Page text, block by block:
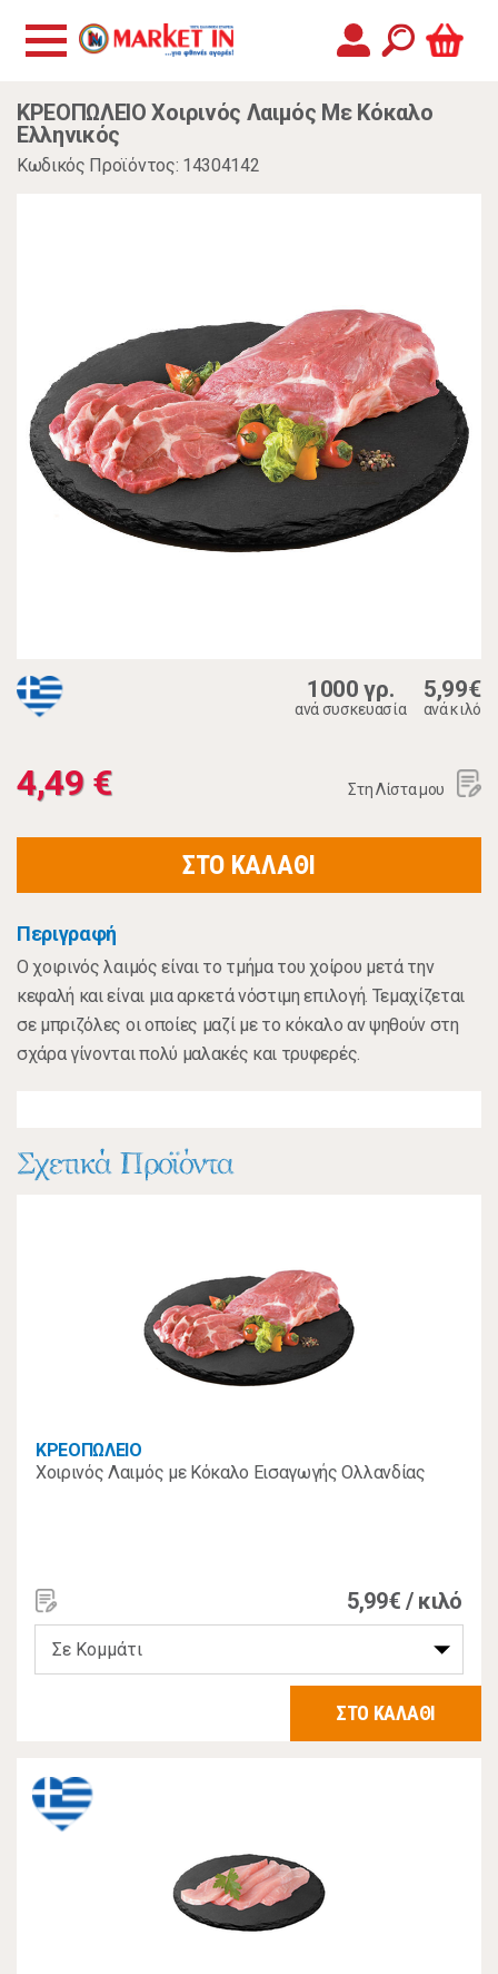
ΚΡΕΟΠΩΛΕΙΟ Χοιρινός Λαιμός Με Κόκαλο
Ελληνικός
Κωδικός Προϊόντος: 14304142
1000 γρ.
ανά συσκευασία
5,99€
ανά κιλό
4,49 € Στη Λίστα μου
ΣΤΟ ΚΑΛΑΘΙ
Περιγραφή
Ο χοιρινός λαιμός είναι το τμήμα του χοίρου μετά την
κεφαλή και είναι μια αρκετά νόστιμη επιλογή. Τεμαχίζεται
σε μπριζόλες οι οποίες μαζί με το κόκαλο αν ψηθούν στη
σχάρα γίνονται πολύ μαλακές και τρυφερές.
Σχετικά Προϊόντα
ΚΡΕΟΠΩΛΕΙΟ
Χοιρινός Λαιμός με Κόκαλο Εισαγωγής Ολλανδίας
5,99€ / κιλό
ΣΤΟ ΚΑΛΑΘΙ